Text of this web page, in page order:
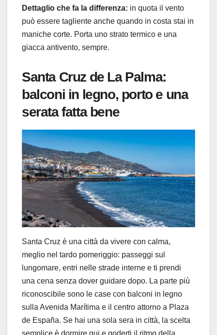
Dettaglio che fa la differenza: in quota il vento
può essere tagliente anche quando in costa stai in
maniche corte. Porta uno strato termico e una
giacca antivento, sempre.
Santa Cruz de La Palma:
balconi in legno, porto e una
serata fatta bene
Santa Cruz è una città da vivere con calma,
meglio nel tardo pomeriggio: passeggi sul
lungomare, entri nelle strade interne e ti prendi
una cena senza dover guidare dopo. La parte più
riconoscibile sono le case con balconi in legno
sulla Avenida Marítima e il centro attorno a Plaza
de España. Se hai una sola sera in città, la scelta